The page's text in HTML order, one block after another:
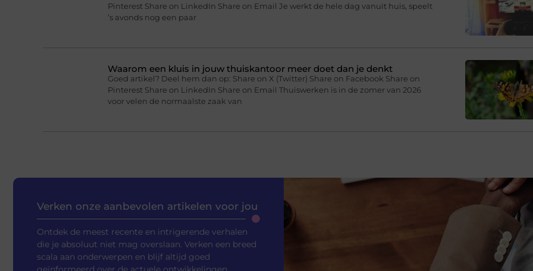
Pinterest Share on LinkedIn Share on Email Je werkt de hele dag vanuit huis, speelt
’s avonds nog een paar
Waarom een kluis in jouw thuiskantoor meer doet dan je denkt
Goed artikel? Deel hem dan op: Share on X (Twitter) Share on Facebook Share on
Pinterest Share on LinkedIn Share on Email Thuiswerken is in de zomer van 2026
voor velen de normaalste zaak van
Verken onze aanbevolen artikelen voor jou
Ontdek de meest recente en intrigerende verhalen
die je absoluut niet mag overslaan. Verken een breed
scala aan onderwerpen en blijf altijd goed